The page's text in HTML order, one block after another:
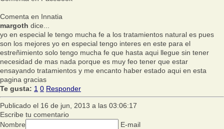
Comenta en Innatia
margoth dice...
yo en especial le tengo mucha fe a los tratamientos natural es pues
son los mejores yo en especial tengo interes en este para el
estreñimiento solo tengo mucha fe que hasta aqui llegue sin tener
necesidad de mas nada porque es muy feo tener que estar
ensayando tratamientos y me encanto haber estado aqui en esta
pagina gracias
Te gusta: 1 0 Responder
Publicado el 16 de jun, 2013 a las 03:06:17
Escribe tu comentario
Nombre
E-mail